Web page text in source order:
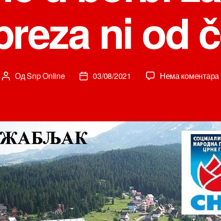
ni od
Аутор
ОдSnp Online
Датум
03/08/2021 Нема коментара